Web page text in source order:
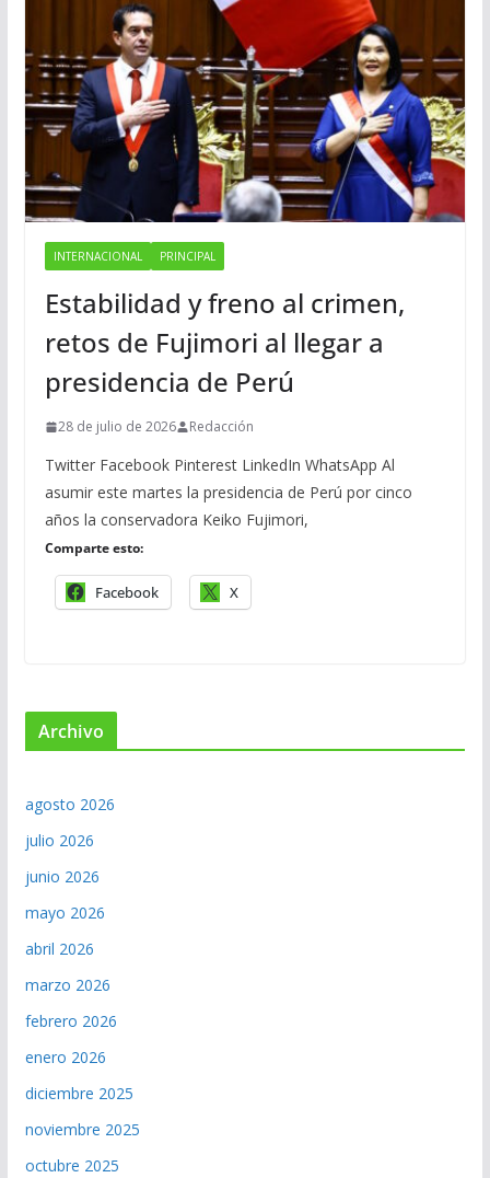
INTERNACIONAL PRINCIPAL
Estabilidad y freno al crimen,
retos de Fujimori al llegar a
presidencia de Perú
28 de julio de 2026 Redacción
Twitter Facebook Pinterest LinkedIn WhatsApp Al
asumir este martes la presidencia de Perú por cinco
años la conservadora Keiko Fujimori,
Comparte esto:
Facebook X
Archivo
agosto 2026
julio 2026
junio 2026
mayo 2026
abril 2026
marzo 2026
febrero 2026
enero 2026
diciembre 2025
noviembre 2025
octubre 2025